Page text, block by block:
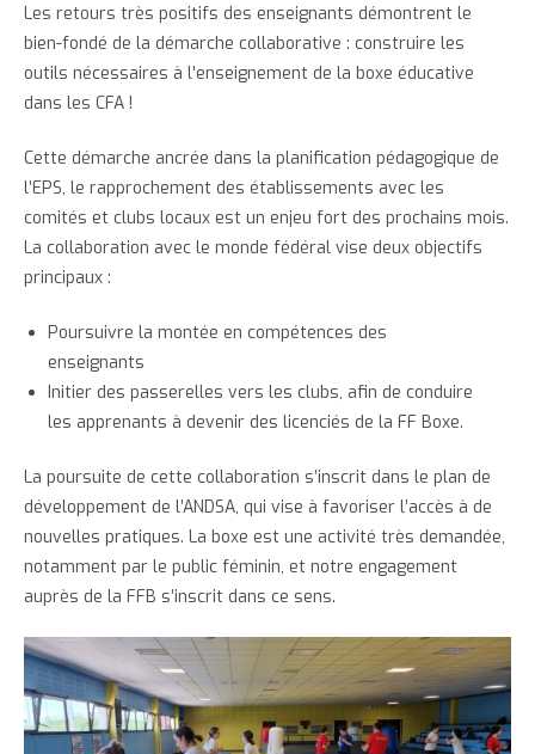
Les retours très positifs des enseignants démontrent le
bien-fondé de la démarche collaborative : construire les
outils nécessaires à l’enseignement de la boxe éducative
dans les CFA !
Cette démarche ancrée dans la planification pédagogique de
l’EPS, le rapprochement des établissements avec les
comités et clubs locaux est un enjeu fort des prochains mois.
La collaboration avec le monde fédéral vise deux objectifs
principaux :
Poursuivre la montée en compétences des
enseignants
Initier des passerelles vers les clubs, afin de conduire
les apprenants à devenir des licenciés de la FF Boxe.
La poursuite de cette collaboration s’inscrit dans le plan de
développement de l’ANDSA, qui vise à favoriser l’accès à de
nouvelles pratiques. La boxe est une activité très demandée,
notamment par le public féminin, et notre engagement
auprès de la FFB s’inscrit dans ce sens.